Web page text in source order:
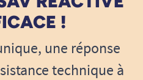
!
une réponse
technique à